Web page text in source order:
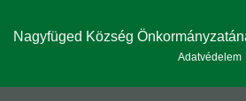
Nagyfüged Község
Adatvédelem